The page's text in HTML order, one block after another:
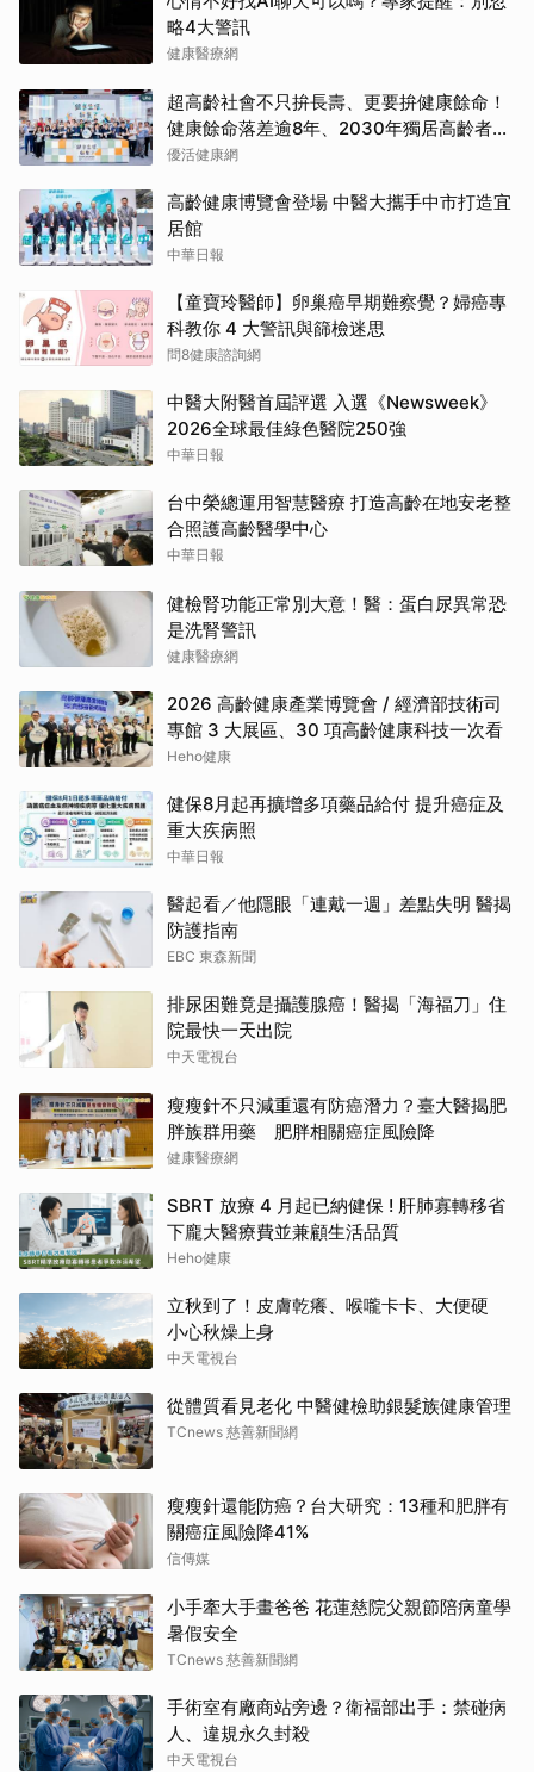
略4大警訊
健康醫療網
超高齡社會不只拚長壽、更要拚健康餘命！
健康餘命落差逾8年、2030年獨居高齡者估
破百萬戶
優活健康網
高齡健康博覽會登場 中醫大攜手中市打造宜
居館
中華日報
【童寶玲醫師】卵巢癌早期難察覺？婦癌專
科教你 4 大警訊與篩檢迷思
問8健康諮詢網
中醫大附醫首屆評選 入選《Newsweek》
2026全球最佳綠色醫院250強
中華日報
台中榮總運用智慧醫療 打造高齡在地安老整
合照護高齡醫學中心
中華日報
健檢腎功能正常別大意！醫：蛋白尿異常恐
是洗腎警訊
健康醫療網
2026 高齡健康產業博覽會 / 經濟部技術司
專館 3 大展區、30 項高齡健康科技一次看
Heho健康
健保8月起再擴增多項藥品給付 提升癌症及
重大疾病照
中華日報
醫起看／他隱眼「連戴一週」差點失明 醫揭
防護指南
EBC 東森新聞
排尿困難竟是攝護腺癌！醫揭「海福刀」住
院最快一天出院
中天電視台
瘦瘦針不只減重還有防癌潛力？臺大醫揭肥
胖族群用藥 肥胖相關癌症風險降
健康醫療網
SBRT 放療 4 月起已納健保 ! 肝肺寡轉移省
下龐大醫療費並兼顧生活品質
Heho健康
立秋到了！皮膚乾癢、喉嚨卡卡、大便硬
小心秋燥上身
中天電視台
從體質看見老化 中醫健檢助銀髮族健康管理
TCnews 慈善新聞網
瘦瘦針還能防癌？台大研究：13種和肥胖有
關癌症風險降41%
信傳媒
小手牽大手畫爸爸 花蓮慈院父親節陪病童學
暑假安全
TCnews 慈善新聞網
手術室有廠商站旁邊？衛福部出手：禁碰病
人、違規永久封殺
中天電視台